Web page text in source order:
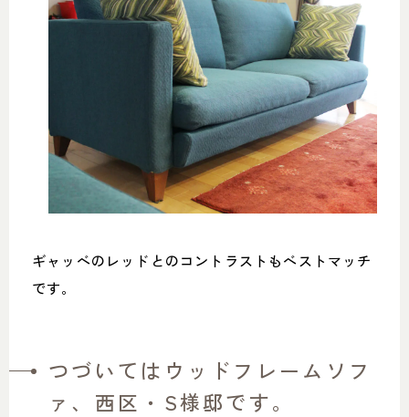
ギャッベのレッドとのコントラストもベストマッチ
です。
つづいてはウッドフレームソフ
ァ、西区・S様邸です。